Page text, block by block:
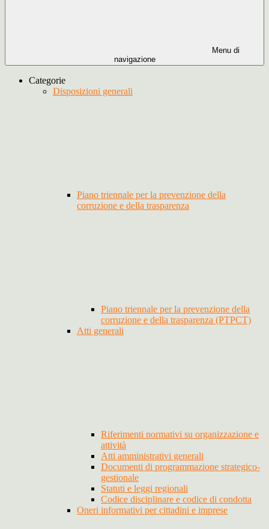
Menu di
navigazione
Categorie
Disposizioni generali
Piano triennale per la prevenzione della
corruzione e della trasparenza
Piano triennale per la prevenzione della
corruzione e della trasparenza (PTPCT)
Atti generali
Riferimenti normativi su organizzazione e
attività
Atti amministrativi generali
Documenti di programmazione strategico-
gestionale
Statuti e leggi regionali
Codice disciplinare e codice di condotta
Oneri informativi per cittadini e imprese